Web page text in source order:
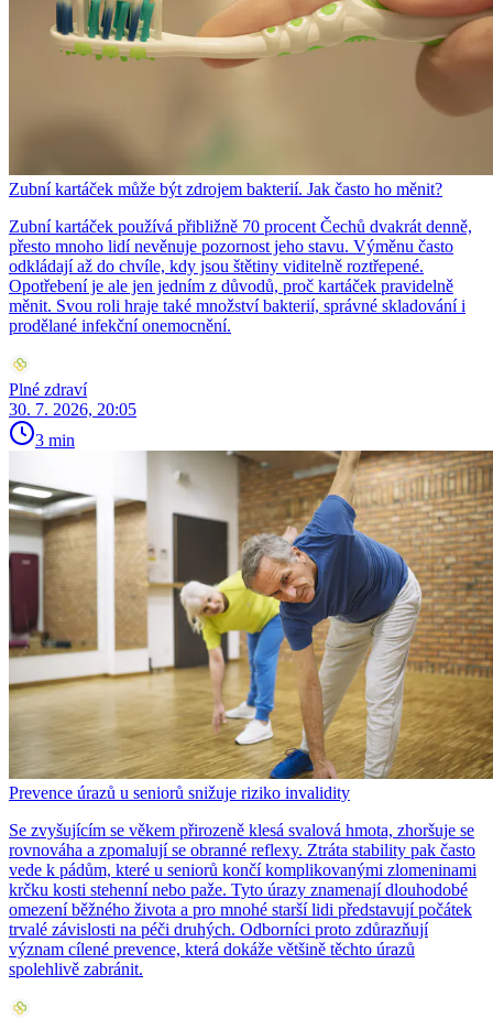
Zubní kartáček může být zdrojem bakterií. Jak často ho měnit?
Zubní kartáček používá přibližně 70 procent Čechů dvakrát denně,
přesto mnoho lidí nevěnuje pozornost jeho stavu. Výměnu často
odkládají až do chvíle, kdy jsou štětiny viditelně roztřepené.
Opotřebení je ale jen jedním z důvodů, proč kartáček pravidelně
měnit. Svou roli hraje také množství bakterií, správné skladování i
prodělané infekční onemocnění.
Plné zdraví
30. 7. 2026, 20:05
3 min
Prevence úrazů u seniorů snižuje riziko invalidity
Se zvyšujícím se věkem přirozeně klesá svalová hmota, zhoršuje se
rovnováha a zpomalují se obranné reflexy. Ztráta stability pak často
vede k pádům, které u seniorů končí komplikovanými zlomeninami
krčku kosti stehenní nebo paže. Tyto úrazy znamenají dlouhodobé
omezení běžného života a pro mnohé starší lidi představují počátek
trvalé závislosti na péči druhých. Odborníci proto zdůrazňují
význam cílené prevence, která dokáže většině těchto úrazů
spolehlivě zabránit.